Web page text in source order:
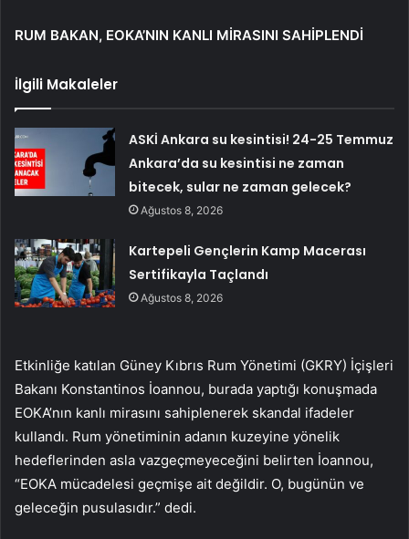
RUM BAKAN, EOKA’NIN KANLI MİRASINI SAHİPLENDİ
İlgili Makaleler
ASKİ Ankara su kesintisi! 24-25 Temmuz
Ankara’da su kesintisi ne zaman
bitecek, sular ne zaman gelecek?
Ağustos 8, 2026
Kartepeli Gençlerin Kamp Macerası
Sertifikayla Taçlandı
Ağustos 8, 2026
Etkinliğe katılan Güney Kıbrıs Rum Yönetimi (GKRY) İçişleri
Bakanı Konstantinos İoannou, burada yaptığı konuşmada
EOKA’nın kanlı mirasını sahiplenerek skandal ifadeler
kullandı. Rum yönetiminin adanın kuzeyine yönelik
hedeflerinden asla vazgeçmeyeceğini belirten İoannou,
“EOKA mücadelesi geçmişe ait değildir. O, bugünün ve
geleceğin pusulasıdır.” dedi.